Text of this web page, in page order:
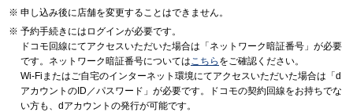
申し込み後に店舗を変更することはできません。
予約手続きにはログインが必要です。
ドコモ回線にてアクセスいただいた場合は「ネットワーク暗証番号」が必要
です。ネットワーク暗証番号についてはこちら をご確認ください。
Wi-Fiまたはご自宅のインターネット環境にてアクセスいただいた場合は「d
アカウントのID／パスワード」が必要です。ドコモの契約回線をお持ちでな
い方も、dアカウントの発行が可能です。